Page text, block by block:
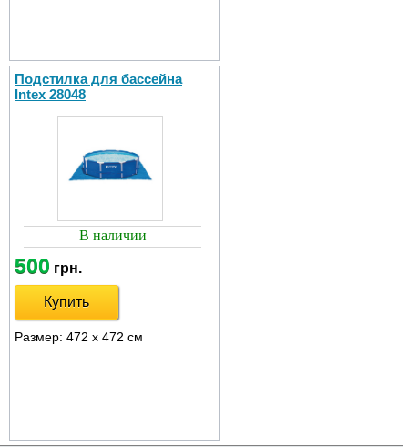
Подстилка для бассейна
Intex 28048
В наличии
500 грн.
Купить
Размер: 472 х 472 см